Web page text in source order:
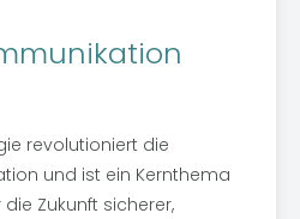
revolutioniert die
und ist ein Kernthema
Zukunft sicherer,